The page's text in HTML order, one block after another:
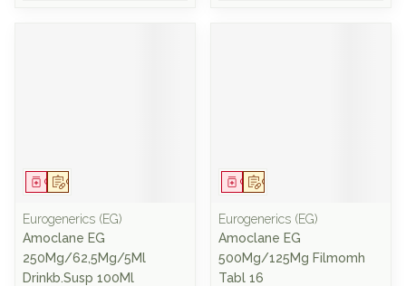
Op voorschrift
Geneesmiddel
Eurogenerics (EG)
Amoclane EG
250Mg/62,5Mg/5Ml
Drinkb.Susp 100Ml
Op voorschrift
Geneesmiddel
Eurogenerics (EG)
Amoclane EG
500Mg/125Mg Filmomh
Tabl 16